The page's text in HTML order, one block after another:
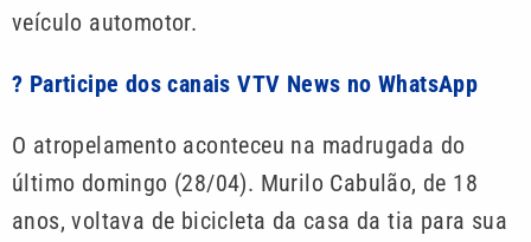
veículo automotor.
? Participe dos canais VTV News no WhatsApp
O atropelamento aconteceu na madrugada do
último domingo (28/04). Murilo Cabulão, de 18
anos, voltava de bicicleta da casa da tia para sua